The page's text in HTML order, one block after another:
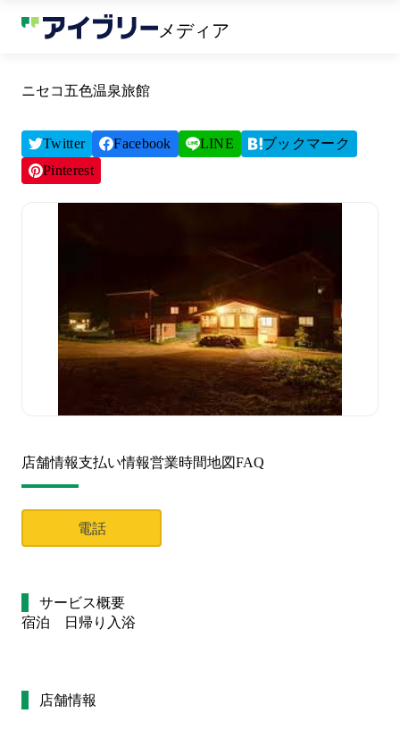
メディア
ニセコ五色温泉旅館
Twitter Facebook LINE
ブックマーク
Pinterest
店舗情報支払い情報営業時間地図FAQ
電話
サービス概要
宿泊　日帰り入浴
店舗情報